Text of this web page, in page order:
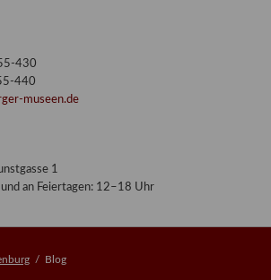
430
440
museen.de
1
an Feiertagen: 12–18 Uhr
Blog